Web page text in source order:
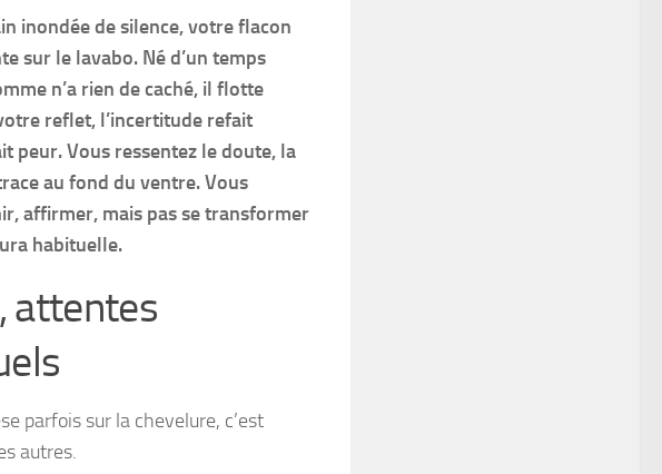
inondée de silence, votre flacon
sur le lavabo. Né d’un temps
n’a rien de caché, il flotte
reflet, l’incertitude refait
peur. Vous ressentez le doute, la
au fond du ventre. Vous
affirmer, mais pas se transformer
habituelle.
attentes
parfois sur la chevelure, c’est
autres.